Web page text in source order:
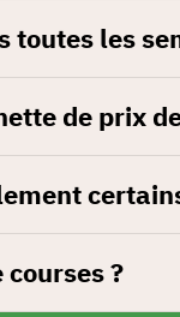
toutes les
de prix
?